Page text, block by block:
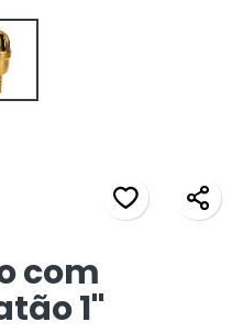
com
1"